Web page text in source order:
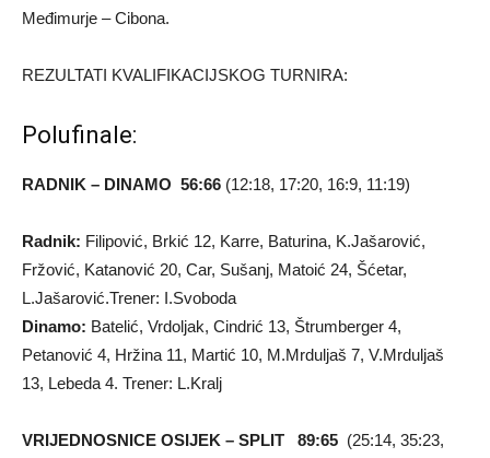
Međimurje – Cibona.
REZULTATI KVALIFIKACIJSKOG TURNIRA:
Polufinale:
RADNIK – DINAMO 56:66 (12:18, 17:20, 16:9, 11:19)
Radnik: Filipović, Brkić 12, Karre, Baturina, K.Jašarović,
Fržović, Katanović 20, Car, Sušanj, Matoić 24, Šćetar,
L.Jašarović.Trener: I.Svoboda
Dinamo: Batelić, Vrdoljak, Cindrić 13, Štrumberger 4,
Petanović 4, Hržina 11, Martić 10, M.Mrduljaš 7, V.Mrduljaš
13, Lebeda 4. Trener: L.Kralj
VRIJEDNOSNICE OSIJEK – SPLIT 89:65 (25:14, 35:23,